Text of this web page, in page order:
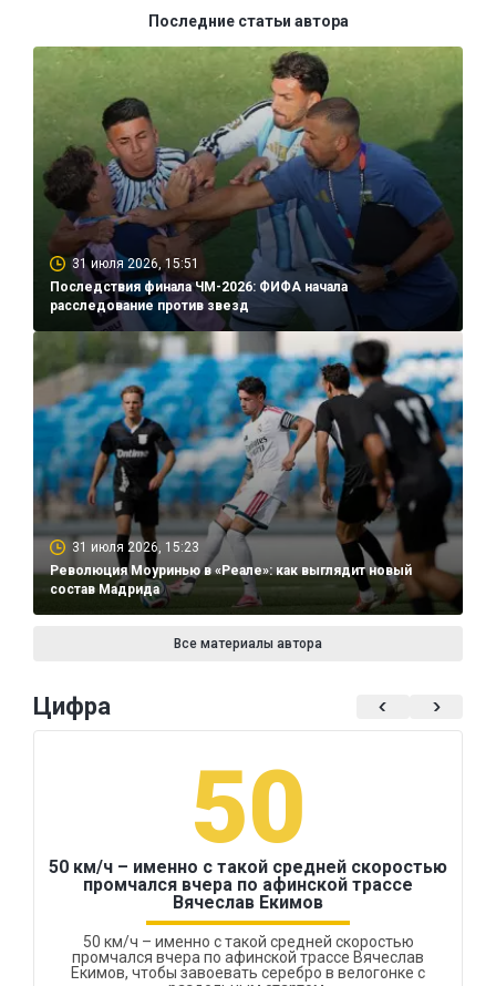
Последние статьи автора
31 июля 2026, 15:51
Последствия финала ЧМ-2026: ФИФА начала
расследование против звезд
31 июля 2026, 15:23
Революция Моуринью в «Реале»: как выглядит новый
состав Мадрида
Все материалы автора
Цифра
50
50 км/ч – именно с такой средней скоростью
промчался вчера по афинской трассе
Вячеслав Екимов
50 км/ч – именно с такой средней скоростью
промчался вчера по афинской трассе Вячеслав
Екимов, чтобы завоевать серебро в велогонке с